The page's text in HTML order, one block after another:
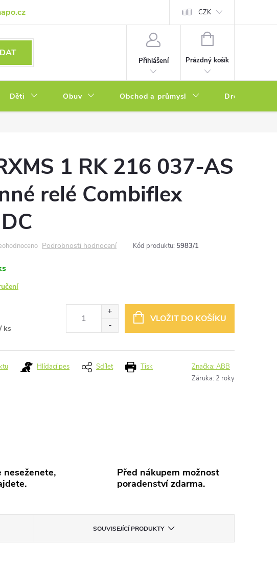
a výměna zboží Podmínky ochrany osobních údajů Soubory cookies
CZK
Přihlášení
NÁKUPNÍ
Prázdný košík
Děti Obuv Obchod a průmysl Drogerie
1 RK 216 037-AS
relé Combiflex
Podrobnosti hodnocení Kód produktu: 5983/1
/ ks
VLOŽIT DO KOŠÍKU
Tisk
Hlídací pes Sdílet Značka:ABB
Záruka: 2 roky
neseženete,
Před nákupem možnost
poradenství zdarma.
SOUVISEJÍCÍ PRODUKTY